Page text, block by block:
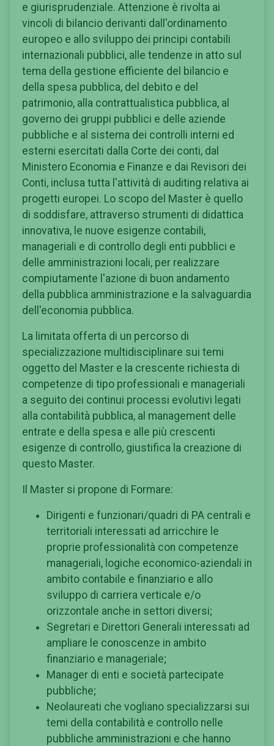
e giurisprudenziale. Attenzione è rivolta ai
vincoli di bilancio derivanti dall'ordinamento
europeo e allo sviluppo dei principi contabili
internazionali pubblici, alle tendenze in atto sul
tema della gestione efficiente del bilancio e
della spesa pubblica, del debito e del
patrimonio, alla contrattualistica pubblica, al
governo dei gruppi pubblici e delle aziende
pubbliche e al sistema dei controlli interni ed
esterni esercitati dalla Corte dei conti, dal
Ministero Economia e Finanze e dai Revisori dei
Conti, inclusa tutta l'attività di auditing relativa ai
progetti europei. Lo scopo del Master è quello
di soddisfare, attraverso strumenti di didattica
innovativa, le nuove esigenze contabili,
manageriali e di controllo degli enti pubblici e
delle amministrazioni locali, per realizzare
compiutamente l'azione di buon andamento
della pubblica amministrazione e la salvaguardia
dell'economia pubblica.
La limitata offerta di un percorso di
specializzazione multidisciplinare sui temi
oggetto del Master e la crescente richiesta di
competenze di tipo professionali e manageriali
a seguito dei continui processi evolutivi legati
alla contabilità pubblica, al management delle
entrate e della spesa e alle più crescenti
esigenze di controllo, giustifica la creazione di
questo Master.
Il Master si propone di Formare:
Dirigenti e funzionari/quadri di PA centrali e
territoriali interessati ad arricchire le
proprie professionalità con competenze
manageriali, logiche economico-aziendali in
ambito contabile e finanziario e allo
sviluppo di carriera verticale e/o
orizzontale anche in settori diversi;
Segretari e Direttori Generali interessati ad
ampliare le conoscenze in ambito
finanziario e manageriale;
Manager di enti e società partecipate
pubbliche;
Neolaureati che vogliano specializzarsi sui
temi della contabilità e controllo nelle
pubbliche amministrazioni e che hanno